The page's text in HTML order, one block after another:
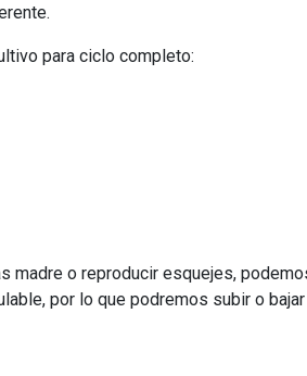
para ciclo completo:
madre o reproducir esquejes,
por lo que podremos subir o